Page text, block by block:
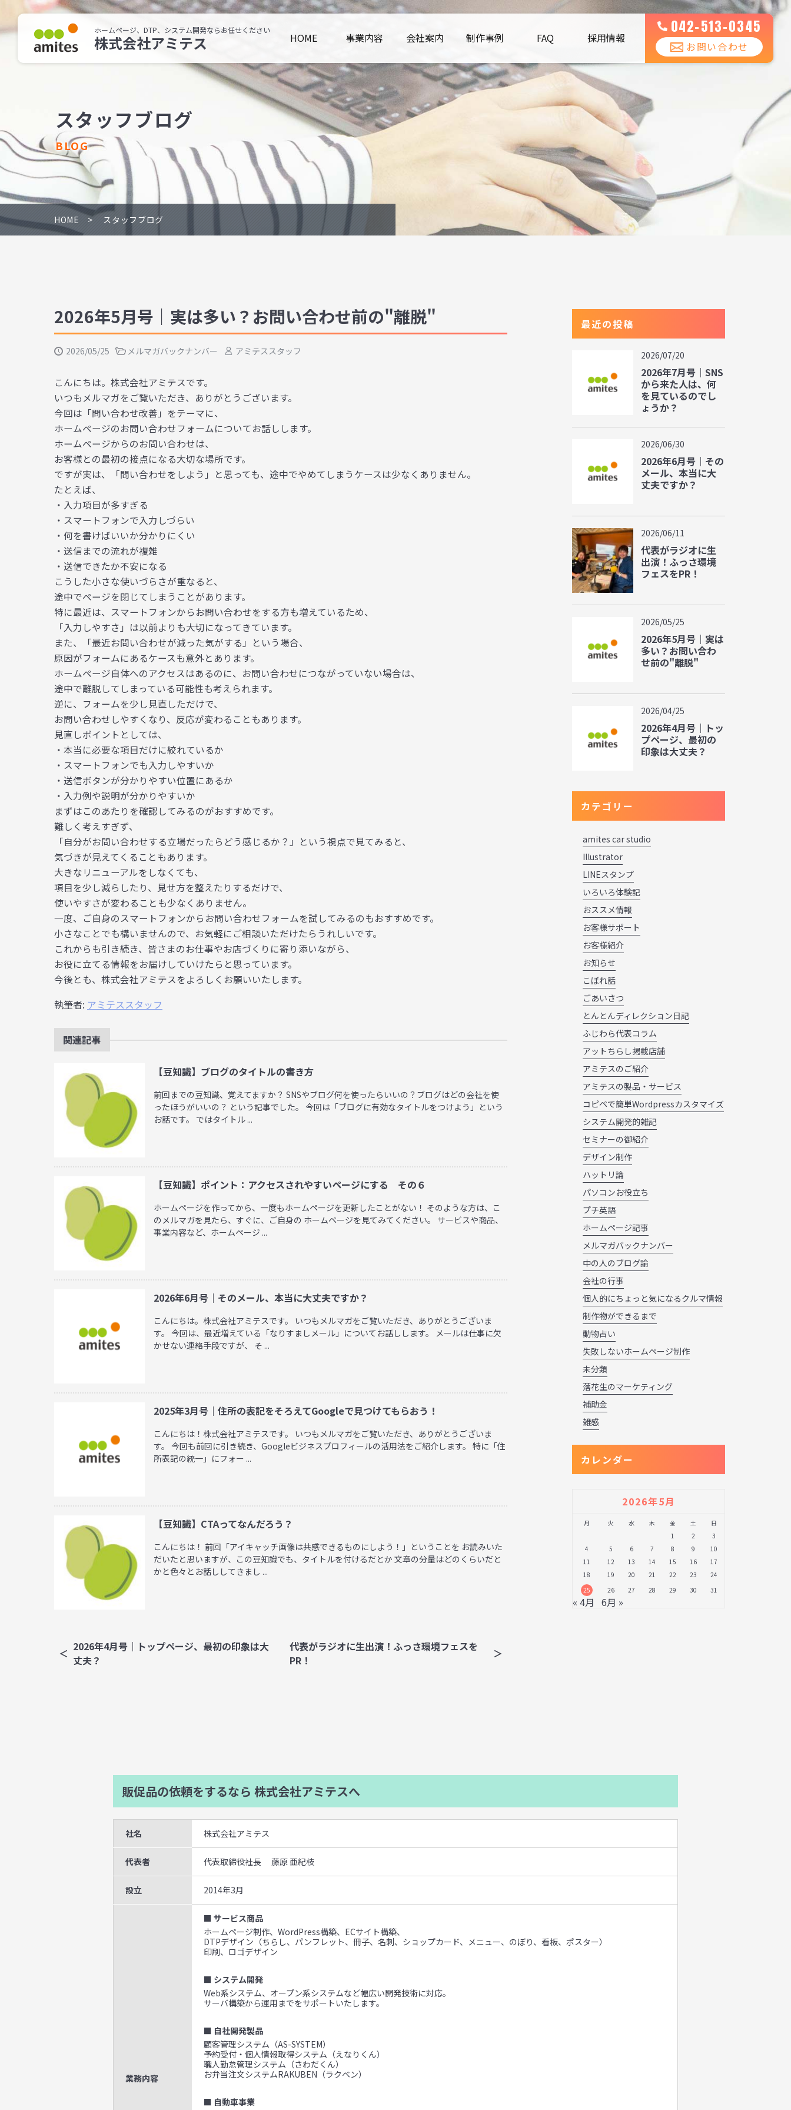
ホームページ、DTP、システム開発ならお任せください
株式会社アミテス HOME 事業内容 会社案内 制作事例 FAQ 採用情報
042-513-0345
お問い合わせ
スタッフブログ
BLOG
HOME スタッフブログ
2026年5月号｜実は多い？お問い合わせ前の"離脱"
2026/05/25 メルマガバックナンバー アミテススタッフ
こんにちは。株式会社アミテスです。
いつもメルマガをご覧いただき、ありがとうございます。
今回は「問い合わせ改善」をテーマに、
ホームページのお問い合わせフォームについてお話しします。
ホームページからのお問い合わせは、
お客様との最初の接点になる大切な場所です。
ですが実は、「問い合わせをしよう」と思っても、途中でやめてしまうケースは少なくありません。
たとえば、
・入力項目が多すぎる
・スマートフォンで入力しづらい
・何を書けばいいか分かりにくい
・送信までの流れが複雑
・送信できたか不安になる
こうした小さな使いづらさが重なると、
途中でページを閉じてしまうことがあります。
特に最近は、スマートフォンからお問い合わせをする方も増えているため、
「入力しやすさ」は以前よりも大切になってきています。
また、「最近お問い合わせが減った気がする」という場合、
原因がフォームにあるケースも意外とあります。
ホームページ自体へのアクセスはあるのに、お問い合わせにつながっていない場合は、
途中で離脱してしまっている可能性も考えられます。
逆に、フォームを少し見直しただけで、
お問い合わせしやすくなり、反応が変わることもあります。
見直しポイントとしては、
・本当に必要な項目だけに絞れているか
・スマートフォンでも入力しやすいか
・送信ボタンが分かりやすい位置にあるか
・入力例や説明が分かりやすいか
まずはこのあたりを確認してみるのがおすすめです。
難しく考えすぎず、
「自分がお問い合わせする立場だったらどう感じるか？」という視点で見てみると、
気づきが見えてくることもあります。
大きなリニューアルをしなくても、
項目を少し減らしたり、見せ方を整えたりするだけで、
使いやすさが変わることも少なくありません。
一度、ご自身のスマートフォンからお問い合わせフォームを試してみるのもおすすめです。
小さなことでも構いませんので、お気軽にご相談いただけたらうれしいです。
これからも引き続き、皆さまのお仕事やお店づくりに寄り添いながら、
お役に立てる情報をお届けしていけたらと思っています。
今後とも、株式会社アミテスをよろしくお願いいたします。
執筆者: アミテススタッフ
関連記事
【豆知識】ブログのタイトルの書き方
前回までの豆知識、覚えてますか？ SNSやブログ何を使ったらいいの？ブログはどの会社を使
ったほうがいいの？ という記事でした。 今回は「ブログに有効なタイトルをつけよう」という
お話です。 ではタイトル ...
【豆知識】ポイント：アクセスされやすいページにする その６
ホームページを作ってから、一度もホームページを更新したことがない！ そのような方は、こ
のメルマガを見たら、すぐに、ご自身の ホームページを見てみてください。 サービスや商品、
事業内容など、ホームページ ...
2026年6月号｜そのメール、本当に大丈夫ですか？
こんにちは。株式会社アミテスです。 いつもメルマガをご覧いただき、ありがとうございま
す。 今回は、最近増えている「なりすましメール」についてお話しします。 メールは仕事に欠
かせない連絡手段ですが、 そ ...
2025年3月号｜住所の表記をそろえてGoogleで見つけてもらおう！
こんにちは！株式会社アミテスです。 いつもメルマガをご覧いただき、ありがとうございま
す。 今回も前回に引き続き、Googleビジネスプロフィールの活用法をご紹介します。 特に「住
所表記の統一」にフォー ...
【豆知識】CTAってなんだろう？
こんにちは！ 前回「アイキャッチ画像は共感できるものにしよう！」ということを お読みいた
だいたと思いますが、この豆知識でも、タイトルを付けるだとか 文章の分量はどのくらいだと
かと色々とお話ししてきまし ...
2026年4月号｜トップページ、最初の印象は大
丈夫？
代表がラジオに生出演！ふっさ環境フェスを
PR！
最近の投稿
2026/07/20
2026年7月号｜SNS
から来た人は、何
を見ているのでし
ょうか？
2026/06/30
2026年6月号｜その
メール、本当に大
丈夫ですか？
2026/06/11
代表がラジオに生
出演！ふっさ環境
フェスをPR！
2026/05/25
2026年5月号｜実は
多い？お問い合わ
せ前の"離脱"
2026/04/25
2026年4月号｜トッ
プページ、最初の
印象は大丈夫？
カテゴリー
amites car studio
Illustrator
LINEスタンプ
いろいろ体験記
おススメ情報
お客様サポート
お客様紹介
お知らせ
こぼれ話
ごあいさつ
とんとんディレクション日記
ふじわら代表コラム
アットちらし掲載店舗
アミテスのご紹介
アミテスの製品・サービス
コピペで簡単Wordpressカスタマイズ
システム開発的雑記
セミナーの御紹介
デザイン制作
ハットリ論
パソコンお役立ち
プチ英語
ホームページ記事
メルマガバックナンバー
中の人のブログ論
会社の行事
個人的にちょっと気になるクルマ情報
制作物ができるまで
動物占い
失敗しないホームページ制作
未分類
落花生のマーケティング
補助金
雑感
カレンダー
2026年5月
月 火 水 木 金 土
日
1
2
3
4
5 6 7 8 9
10
11
12 13 14 15 16
17
18
19 20 21 22 23
24
25
26 27 28 29 30 31
« 4月 6月 »
販促品の依頼をするなら 株式会社アミテスへ
社名 株式会社アミテス
代表者 代表取締役社長 藤原 亜紀枝
設立 2014年3月
業務内容
■ サービス商品
ホームページ制作、WordPress構築、ECサイト構築、
DTPデザイン（ちらし、パンフレット、冊子、名刺、ショップカード、メニュー、のぼり、看板、ポスター）
印刷、ロゴデザイン
■ システム開発
Web系システム、オープン系システムなど幅広い開発技術に対応。
サーバ構築から運用までをサポートいたします。
■ 自社開発製品
顧客管理システム（AS-SYSTEM）
予約受付・個人情報取得システム（えなりくん）
職人勤怠管理システム（さわだくん）
お弁当注文システムRAKUBEN（ラクベン）
■ 自動車事業